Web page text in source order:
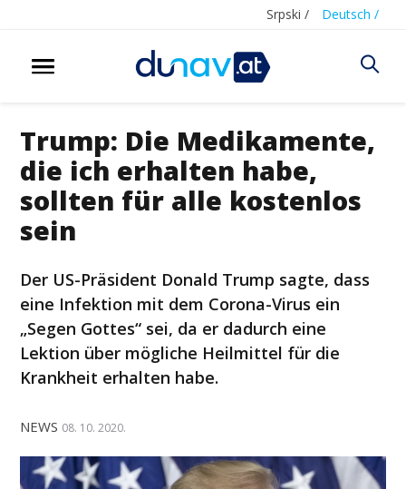
Srpski / Deutsch /
Trump: Die Medikamente,
die ich erhalten habe,
sollten für alle kostenlos
sein
Der US-Präsident Donald Trump sagte, dass
eine Infektion mit dem Corona-Virus ein
„Segen Gottes“ sei, da er dadurch eine
Lektion über mögliche Heilmittel für die
Krankheit erhalten habe.
NEWS 08. 10. 2020.